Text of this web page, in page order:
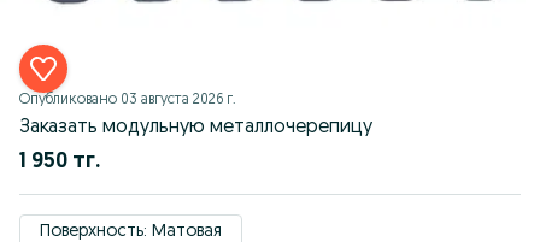
Опубликовано 03 августа 2026 г.
Заказать модульную металлочерепицу
1 950 тг.
Поверхность: Матовая